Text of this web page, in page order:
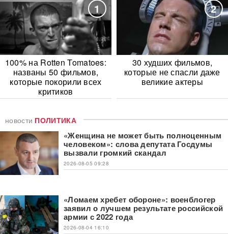
1
100% на Rotten Tomatoes:
названы 50 фильмов,
которые покорили всех
критиков
2
30 худших фильмов,
которые не спасли даже
великие актеры
новости ПОЛИТИКА
«Женщина не может быть полноценным
человеком»: слова депутата Госдумы
вызвали громкий скандал
2026-08-05 09:28
«Ломаем хребет обороне»: военблогер
заявил о лучшем результате российской
армии с 2022 года
2026-08-04 16:10